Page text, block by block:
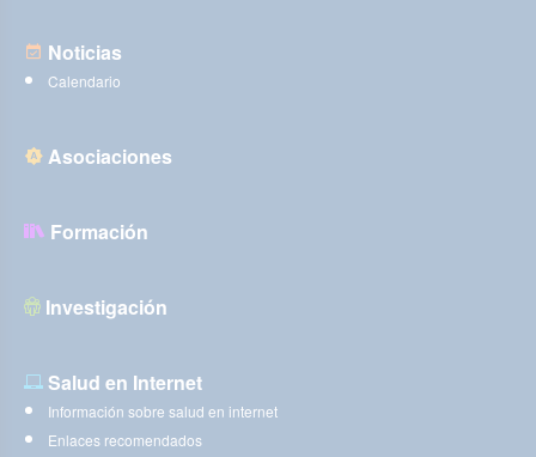
Noticias
Calendario
Asociaciones
Formación
Investigación
Salud en Internet
Información sobre salud en internet
Enlaces recomendados